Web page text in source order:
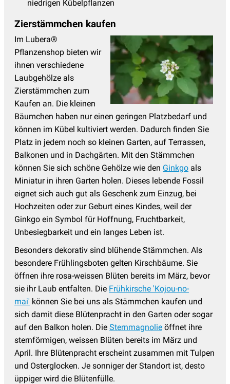
niedrigen Kübelpflanzen
Zierstämmchen kaufen
Im Lubera®
Pflanzenshop bieten wir
ihnen verschiedene
Laubgehölze als
Zierstämmchen zum
Kaufen an. Die kleinen
Bäumchen haben nur einen geringen Platzbedarf und
können im Kübel kultiviert werden. Dadurch finden Sie
Platz in jedem noch so kleinen Garten, auf Terrassen,
Balkonen und in Dachgärten. Mit den Stämmchen
können Sie sich schöne Gehölze wie den Ginkgo als
Miniatur in ihren Garten holen. Dieses lebende Fossil
eignet sich auch gut als Geschenk zum Einzug, bei
Hochzeiten oder zur Geburt eines Kindes, weil der
Ginkgo ein Symbol für Hoffnung, Fruchtbarkeit,
Unbesiegbarkeit und ein langes Leben ist.
Besonders dekorativ sind blühende Stämmchen. Als
besondere Frühlingsboten gelten Kirschbäume. Sie
öffnen ihre rosa-weissen Blüten bereits im März, bevor
sie ihr Laub entfalten. Die Frühkirsche 'Kojou-no-
mai' können Sie bei uns als Stämmchen kaufen und
sich damit diese Blütenpracht in den Garten oder sogar
auf den Balkon holen. Die Sternmagnolie öffnet ihre
sternförmigen, weissen Blüten bereits im März und
April. Ihre Blütenpracht erscheint zusammen mit Tulpen
und Osterglocken. Je sonniger der Standort ist, desto
üppiger wird die Blütenfülle.